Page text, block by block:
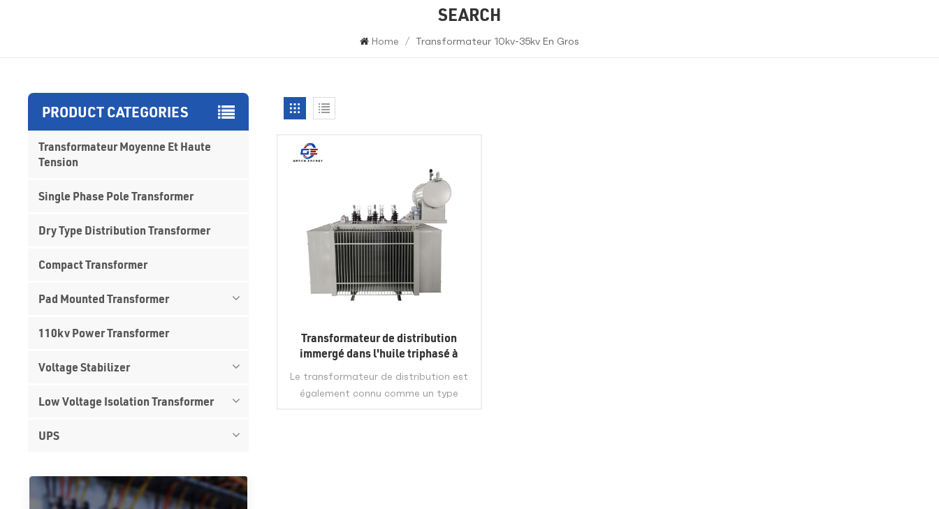
SEARCH
Home / Transformateur 10kv-35kv En Gros
Transformateur de distribution
immergé dans l'huile triphasé à
Le transformateur de distribution est
également connu comme un type
PRODUCT CATEGORIES
Transformateur Moyenne Et Haute
Tension
Single Phase Pole Transformer
Dry Type Distribution Transformer
Compact Transformer
Pad Mounted Transformer
110kv Power Transformer
Voltage Stabilizer
Low Voltage Isolation Transformer
UPS